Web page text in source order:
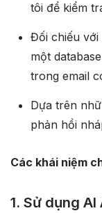
tôi để kiểm
Đối chiếu với
một
trong email
Dựa trên
phản hồi
Các khái niệm
1. Sử dụng